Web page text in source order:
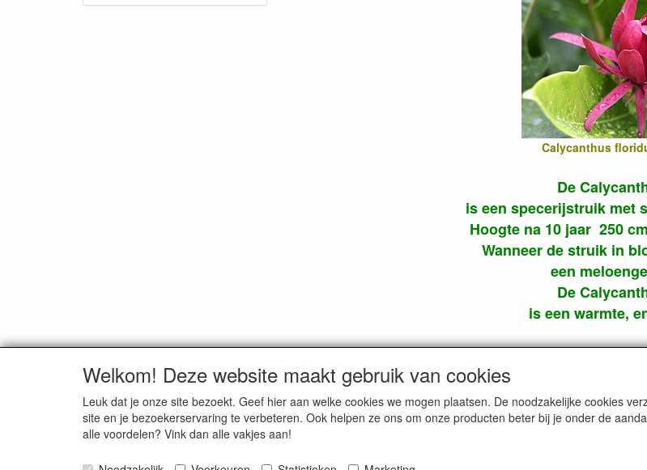
Calycanthus
De
is een specerijstruik met
Hoogte na 10 jaar 250
Wanneer de struik in
een
De
is een warmte,
2026 KWEKERIJ
Welkom! Deze website maakt gebruik van cookies
Leuk dat je onze site bezoekt. Geef hier aan welke cookies we mogen plaatsen. De noodzakelijke cookies
site en je bezoekerservaring te verbeteren. Ook helpen ze ons om onze producten beter bij je onder de
alle voordelen? Vink dan alle vakjes aan!